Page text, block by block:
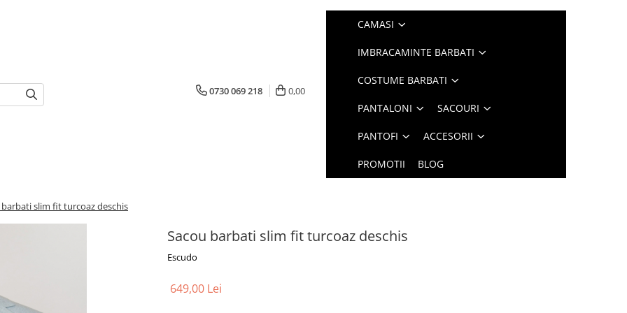
0730 069 218 0,00
CAMASI
IMBRACAMINTE BARBATI
COSTUME BARBATI
PANTALONI SACOURI
PANTOFI ACCESORII
PROMOTII BLOG
barbati slim fit turcoaz deschis
Sacou barbati slim fit turcoaz deschis
Escudo
649,00 Lei